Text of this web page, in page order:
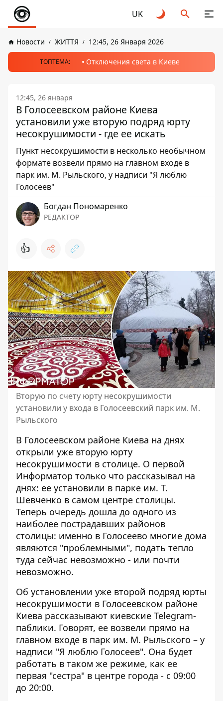
UK
Новости ЖИТТЯ 12:45, 26 Января 2026
ТОПТЕМА: Отключения света в Киеве
12:45, 26 января
В Голосеевском районе Киева
установили уже вторую подряд юрту
несокрушимости - где ее искать
Пункт несокрушимости в несколько необычном
формате возвели прямо на главном входе в
парк им. М. Рыльского, у надписи "Я люблю
Голосеев"
Богдан Пономаренко
РЕДАКТОР
👍
Вторую по счету юрту несокрушимости
установили у входа в Голосеевский парк им. М.
Рыльского
В Голосеевском районе Киева на днях
открыли уже вторую юрту
несокрушимости в столице. О первой
Информатор только что рассказывал на
днях: ее установили в парке им. Т.
Шевченко в самом центре столицы.
Теперь очередь дошла до одного из
наиболее пострадавших районов
столицы: именно в Голосеево многие дома
являются "проблемными", подать тепло
туда сейчас невозможно - или почти
невозможно.
Об установлении уже второй подряд юрты
несокрушимости в Голосеевском районе
Киева рассказывают киевские Telegram-
паблики. Говорят, ее возвели прямо на
главном входе в парк им. М. Рыльского – у
надписи "Я люблю Голосеев". Она будет
работать в таком же режиме, как ее
первая "сестра" в центре города - с 09:00
до 20:00.